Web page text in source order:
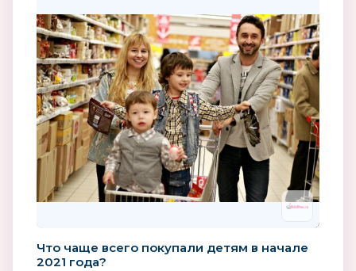
Что чаще всего покупали детям в начале
2021 года?